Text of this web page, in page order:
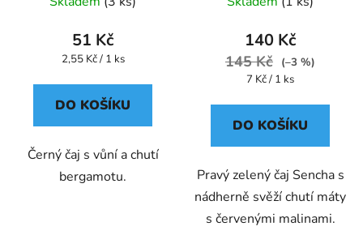
51 Kč
Měrná
2,55 Kč / 1 ks
DO KOŠÍKU
Černý čaj s vůní a chutí
bergamotu.
140 Kč
145 Kč
(–3 %)
Měrná
7 Kč / 1 ks
DO KOŠÍKU
Pravý zelený čaj Sencha s
nádherně svěží chutí máty
s červenými malinami.